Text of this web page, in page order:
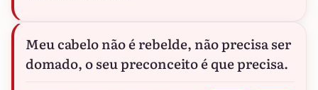
Meu cabelo não é rebelde, não precisa ser
domado, o seu preconceito é que precisa.